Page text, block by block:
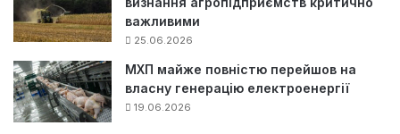
важливими
25.06.2026
МХП майже повністю перейшов на
власну генерацію електроенергії
19.06.2026